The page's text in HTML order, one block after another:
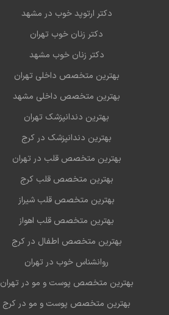
دکتر ارتوپد خوب در مشهد
دکتر زنان خوب تهران
دکتر زنان خوب مشهد
بهترین متخصص داخلی تهران
بهترین متخصص داخلی مشهد
بهترین دندانپزشک تهران
بهترین دندانپزشک در کرج
بهترین متخصص قلب در تهران
بهترین متخصص قلب کرج
بهترین متخصص قلب شیراز
بهترین متخصص قلب اهواز
بهترین متخصص اطفال در کرج
روانشناس خوب در تهران
بهترین متخصص پوست و مو در تهران
بهترین متخصص پوست و مو در کرج